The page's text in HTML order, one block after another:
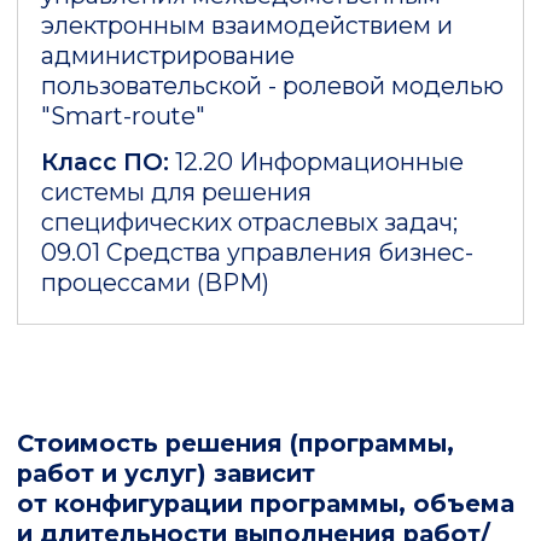
электронной почтеclients@at-
consulting.ru
Документы для
скачивания